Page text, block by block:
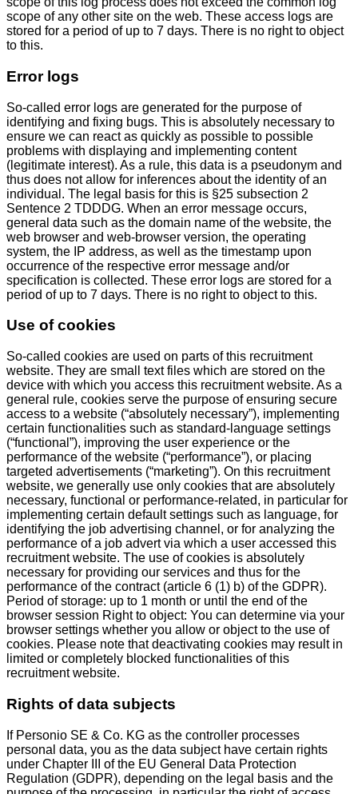
scope of any other site on the web. These access logs are
stored for a period of up to 7 days. There is no right to object
to this.
Error logs
So-called error logs are generated for the purpose of
identifying and fixing bugs. This is absolutely necessary to
ensure we can react as quickly as possible to possible
problems with displaying and implementing content
(legitimate interest). As a rule, this data is a pseudonym and
thus does not allow for inferences about the identity of an
individual. The legal basis for this is §25 subsection 2
Sentence 2 TDDDG. When an error message occurs,
general data such as the domain name of the website, the
web browser and web-browser version, the operating
system, the IP address, as well as the timestamp upon
occurrence of the respective error message and/or
specification is collected. These error logs are stored for a
period of up to 7 days. There is no right to object to this.
Use of cookies
So-called cookies are used on parts of this recruitment
website. They are small text files which are stored on the
device with which you access this recruitment website. As a
general rule, cookies serve the purpose of ensuring secure
access to a website (“absolutely necessary”), implementing
certain functionalities such as standard-language settings
(“functional”), improving the user experience or the
performance of the website (“performance”), or placing
targeted advertisements (“marketing”). On this recruitment
website, we generally use only cookies that are absolutely
necessary, functional or performance-related, in particular for
implementing certain default settings such as language, for
identifying the job advertising channel, or for analyzing the
performance of a job advert via which a user accessed this
recruitment website. The use of cookies is absolutely
necessary for providing our services and thus for the
performance of the contract (article 6 (1) b) of the GDPR).
Period of storage: up to 1 month or until the end of the
browser session Right to object: You can determine via your
browser settings whether you allow or object to the use of
cookies. Please note that deactivating cookies may result in
limited or completely blocked functionalities of this
recruitment website.
Rights of data subjects
If Personio SE & Co. KG as the controller processes
personal data, you as the data subject have certain rights
under Chapter III of the EU General Data Protection
Regulation (GDPR), depending on the legal basis and the